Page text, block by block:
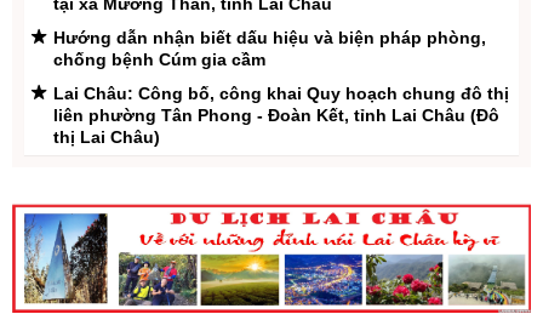
Hướng dẫn nhận biết dấu hiệu và biện pháp phòng,
chống bệnh Cúm gia cầm
Lai Châu: Công bố, công khai Quy hoạch chung đô thị
liên phường Tân Phong - Đoàn Kết, tỉnh Lai Châu (Đô
thị Lai Châu)
Quyết định về việc công bố tình huống khẩn cấp về
thiên tai tại các vị trí: Km30+650, Km42+570/ĐT.131, địa
phận xã Sin Suối Hồ; Km19+600, Km20+340/ĐT.128, địa
phận xã Tủa Sín Chải; Km16+780, Km14+750/ĐT.133,
Số:1700/QĐ-UBND
Tên: (Quyết định Về việc công bố thủ tục hành chính mới ban
hành và Phê duyệt quy trình nội bộ giải quyết lĩnh vực đăng ký
năng quản lý của Sở Tài chính)
Ngày ban hành: (05/08/2026) Ngày hiệu lực: (05/08/2026)
Tên:(Quyết định Ban hành Từ điển dữ liệu dùng chung tỉnh Lai
Châu (Phiên bản 1.0))
Ngày ban hành: (05/08/2026) -Ngày hiệu lực: (05/08/2026)